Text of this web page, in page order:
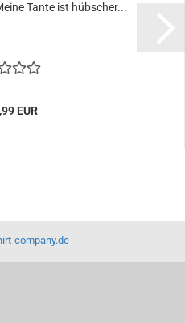
Tante ist hübscher...
EUR
company.de